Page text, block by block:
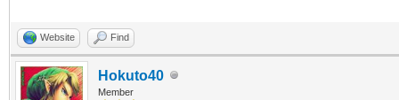
Website Find
Hokuto40
Member